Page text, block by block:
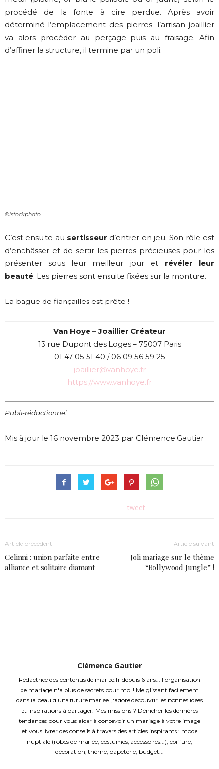
procédé de la fonte à cire perdue. Après avoir
déterminé l’emplacement des pierres, l’artisan joaillier
va alors procéder au perçage puis au fraisage. Afin
d’affiner la structure, il termine par un poli.
©istockphoto
C’est ensuite au sertisseur d’entrer en jeu. Son rôle est
d’enchâsser et de sertir les pierres précieuses pour les
présenter sous leur meilleur jour et révéler leur
beauté. Les pierres sont ensuite fixées sur la monture.
La bague de fiançailles est prête !
Van Hoye – Joaillier Créateur
13 rue Dupont des Loges – 75007 Paris
01 47 05 51 40 / 06 09 56 59 25
joaillier@vanhoye.fr
https://www.vanhoye.fr
Publi-rédactionnel
Mis à jour le 16 novembre 2023 par Clémence Gautier
tweet
Article précédent
Celinni : union parfaite entre
alliance et solitaire diamant
Article suivant
Joli mariage sur le thème
“Bollywood Jungle” !
Clémence Gautier
Rédactrice des contenus de mariee.fr depuis 6 ans... l'organisation
de mariage n'a plus de secrets pour moi ! Me glissant facilement
dans la peau d'une future mariée, j'adore découvrir les bonnes idées
et inspirations à partager. Mes missions ? Dénicher les dernières
tendances pour vous aider à concevoir un mariage à votre image
et vous livrer des conseils à travers des articles inspirants : mode
nuptiale (robes de mariée, costumes, accessoires...), coiffure,
décoration, thème, papeterie, budget...